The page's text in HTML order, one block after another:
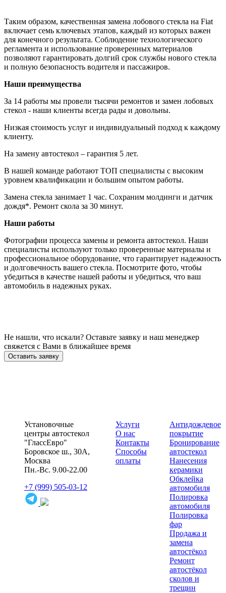
Таким образом, качественная замена лобового стекла на Fiat
включает семь ключевых этапов, каждый из которых важен
для конечного результата. Соблюдение технологического
регламента и использование проверенных материалов
позволяют гарантировать долгий срок службы нового стекла
и полную безопасность водителя и пассажиров.
Наши преимущества
За 14 работы мы провели тысячи ремонтов и замен лобовых
стекол - наши клиенты всегда рады и довольны.
Низкая стоимость услуг и индивидуальный подход к каждому
клиенту.
На замену автостекол – гарантия 5 лет.
В нашей команде работают ТОП специалисты с высоким
уровнем квалификации и большим опытом работы.
Замена стекла занимает 1 час. Сохраним молдинги и датчик
дождя*. Ремонт скола за 30 минут.
Наши работы
Фотографии процесса замены и ремонта автостекол. Наши
специалисты используют только проверенные материалы и
профессиональное оборудование, что гарантирует надежность
и долговечность вашего стекла. Посмотрите фото, чтобы
убедиться в качестве нашей работы и убедиться, что ваш
автомобиль в надежных руках.
Не нашли, что искали? Оставьте заявку и наш менеджер
свяжется с Вами в ближайшее время
Оставить заявку
Установочные
центры автостекол
"ГлассЕвро"
Боровское ш., 30А,
Москва
Пн.-Вс. 9.00-22.00
+7 (999) 505-03-12
Услуги
О нас
Контакты
Способы
оплаты
Антидождевое
покрытие
Бронирование
автостекол
Нанесения
керамики
Обклейка
автомобиля
Полировка
автомобиля
Полировка
фар
Продажа и
замена
автостёкол
Ремонт
автостёкол
сколов и
трещин